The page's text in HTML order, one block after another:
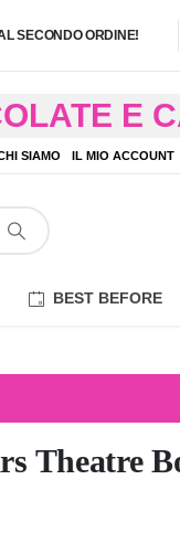
SECONDO ORDINE!
E
IN 24/48
REMOTE
SIAMO IL MIO ACCOUNT
BEST BEFORE
Theatre